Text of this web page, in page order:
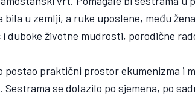
bila u zemlji, a ruke uposlene, među
duboke životne mudrosti, porodične
postao praktični prostor ekumenizma i
se dolazilo po sjemena, po